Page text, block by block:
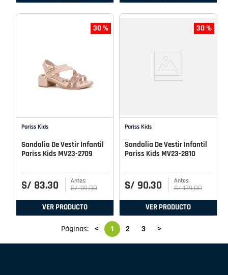
30 %
Pariss Kids
Sandalia De Vestir Infantil
Pariss Kids MV23-2709
S/ 83.30 S/ 119.00
VER PRODUCTO
30 %
Pariss Kids
Sandalia De Vestir Infantil
Pariss Kids MV23-2810
S/ 90.30 S/ 129.00
VER PRODUCTO
Páginas: < 1 2 3 >